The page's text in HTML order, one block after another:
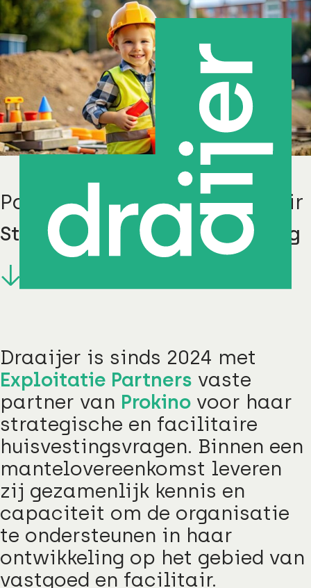
Partner Vastgoed & Facilitair
Stichting Prokino kinderopvang
Draaijer is sinds 2024 met
Exploitatie Partners vaste
partner van Prokino voor haar
strategische en facilitaire
huisvestingsvragen. Binnen een
mantelovereenkomst leveren
zij gezamenlijk kennis en
capaciteit om de organisatie
te ondersteunen in haar
ontwikkeling op het gebied van
vastgoed en facilitair.